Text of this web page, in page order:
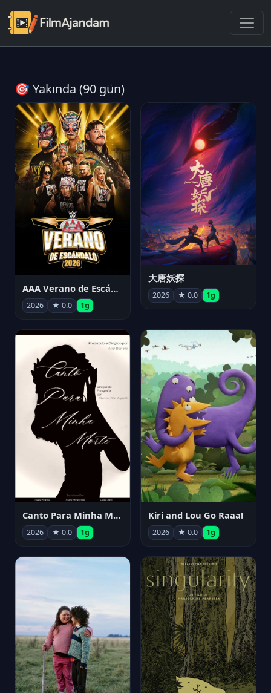
🎯 Yakında (90 gün)
AAA Verano de Escándalo 2026 - Week 3
2026 ★ 0.0 1g
大唐妖探
2026 ★ 0.0 1g
Canto Para Minha Morte
2026 ★ 0.0 1g
Kiri and Lou Go Raaa!
2026 ★ 0.0 1g